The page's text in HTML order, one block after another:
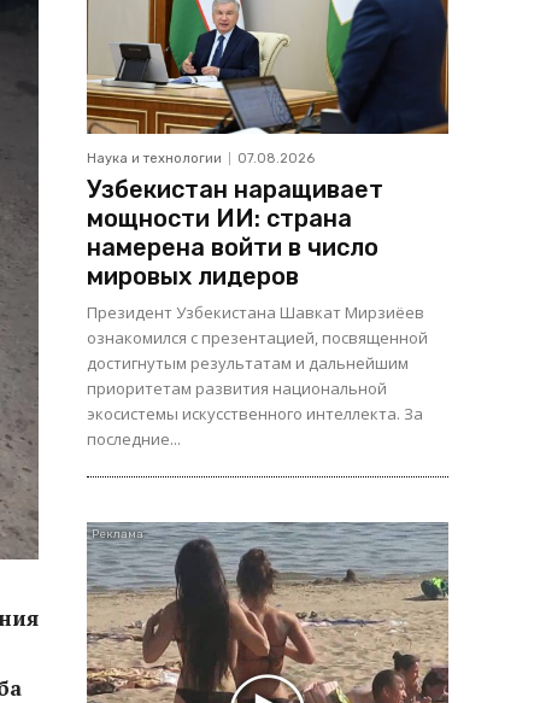
Наука и технологии 07.08.2026
Узбекистан наращивает
мощности ИИ: страна
намерена войти в число
мировых лидеров
Президент Узбекистана Шавкат Мирзиёев
ознакомился с презентацией, посвященной
достигнутым результатам и дальнейшим
приоритетам развития национальной
экосистемы искусственного интеллекта. За
последние...